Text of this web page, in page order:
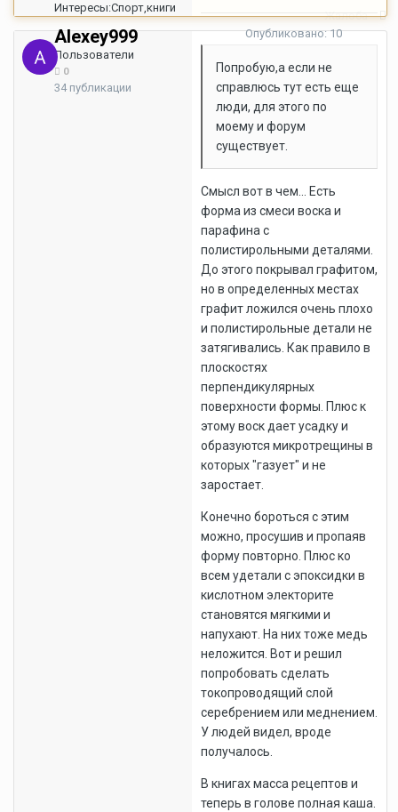
Интересы:Спорт,книги
Alexey999
Пользователи
0
34 публикации
Жалоба
Опубликовано:10
Попробую,а если не
справлюсь тут есть еще
люди, для этого по
моему и форум
существует.
Смысл вот в чем... Есть
форма из смеси воска и
парафина с
полистирольными деталями.
До этого покрывал графитом,
но в определенных местах
графит ложился очень плохо
и полистирольные детали не
затягивались. Как правило в
плоскостях
перпендикулярных
поверхности формы. Плюс к
этому воск дает усадку и
образуются микротрещины в
которых "газует" и не
заростает.
Конечно бороться с этим
можно, просушив и пропаяв
форму повторно. Плюс ко
всем удетали с эпоксидки в
кислотном электорите
становятся мягкими и
напухают. На них тоже медь
неложится. Вот и решил
попробовать сделать
токопроводящий слой
серебрением или меднением.
У людей видел, вроде
получалось.
В книгах масса рецептов и
теперь в голове полная каша.